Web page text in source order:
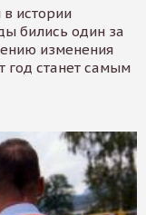
истории
бились один за
изменения
год станет самым